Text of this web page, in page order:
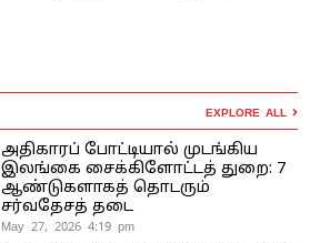
EXPLORE ALL
அதிகாரப் போட்டியால் முடங்கிய
இலங்கை சைக்கிளோட்டத் துறை: 7
ஆண்டுகளாகத் தொடரும்
சர்வதேசத் தடை
May 27, 2026 4:19 pm